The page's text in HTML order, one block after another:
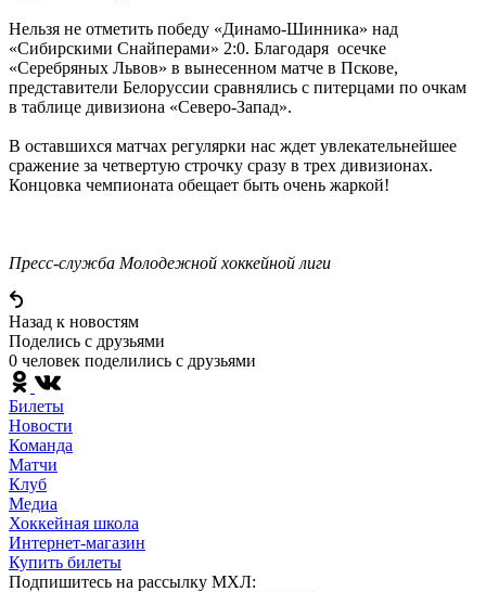
Нельзя не отметить победу «Динамо-Шинника» над
«Сибирскими Снайперами» 2:0. Благодаря осечке
«Серебряных Львов» в вынесенном матче в Пскове,
представители Белоруссии сравнялись с питерцами по очкам
в таблице дивизиона «Северо-Запад».
В оставшихся матчах регулярки нас ждет увлекательнейшее
сражение за четвертую строчку сразу в трех дивизионах.
Концовка чемпионата обещает быть очень жаркой!
Пресс-служба Молодежной хоккейной лиги
Назад к новостям
Поделись c друзьями
0 человек поделились c друзьями
Билеты
Новости
Команда
Матчи
Клуб
Медиа
Хоккейная школа
Интернет-магазин
Купить билеты
Подпишитесь на рассылку МХЛ: